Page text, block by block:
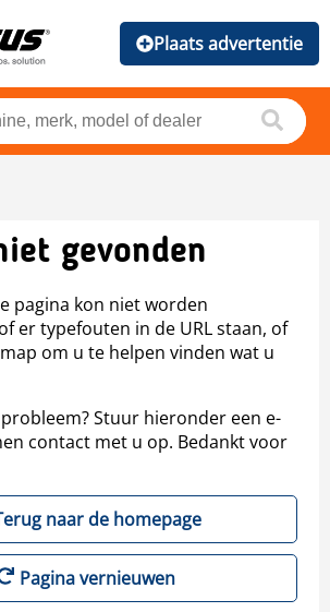
Plaats advertentie
gevonden
pagina kon niet worden
er typefouten in de URL staan, of
om u te helpen vinden wat u
Stuur hieronder een e-
contact met u op. Bedankt voor
naar de homepage
Pagina vernieuwen